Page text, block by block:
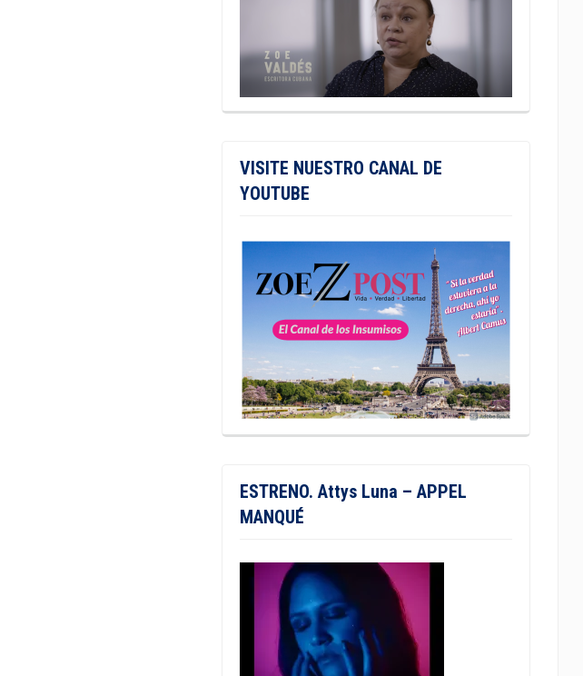
VISITE NUESTRO CANAL DE
YOUTUBE
ESTRENO. Attys Luna – APPEL
MANQUÉ